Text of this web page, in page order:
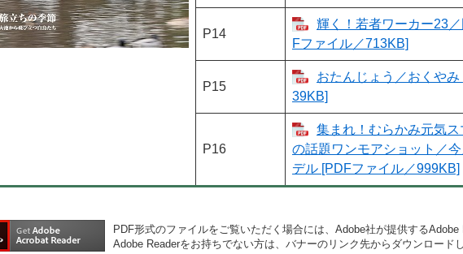
P14
輝く！若者ワーカー23
Fファイル／713KB]
P15
おたんじょう／おくや
39KB]
P16
集まれ！むらかみ元気
の話題ワンモアショット／
デル [PDFファイル／999KB]
PDF形式のファイルをご覧いただく場合には、Adobe社が提供するAdobe
Adobe Readerをお持ちでない方は、バナーのリンク先からダウンロード